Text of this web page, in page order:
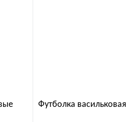
Футбoлка васильковая